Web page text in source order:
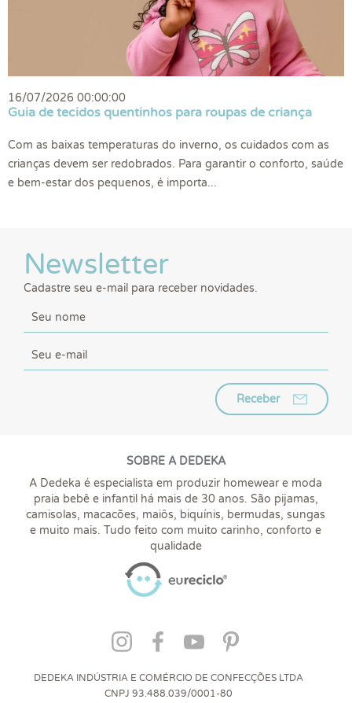
16/07/2026 00:00:00
Guia de tecidos quentinhos para roupas de criança
Com as baixas temperaturas do inverno, os cuidados com as
crianças devem ser redobrados. Para garantir o conforto, saúde
e bem-estar dos pequenos, é importa...
Newsletter
Cadastre seu e-mail para receber novidades.
Receber
SOBRE A DEDEKA
A Dedeka é especialista em produzir homewear e moda
praia bebê e infantil há mais de 30 anos. São pijamas,
camisolas, macacões, maiôs, biquínis, bermudas, sungas
e muito mais. Tudo feito com muito carinho, conforto e
qualidade
DEDEKA INDÚSTRIA E COMÉRCIO DE CONFECÇÕES LTDA
CNPJ 93.488.039/0001-80